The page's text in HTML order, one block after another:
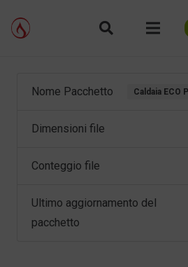
Nome Pacchetto Caldaia ECO
Dimensioni file
Conteggio file
Ultimo aggiornamento del
pacchetto